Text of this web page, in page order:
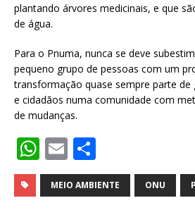
plantando árvores medicinais, e que
de água.
Para o Pnuma, nunca se deve
pequeno grupo de pessoas com um
transformação quase sempre parte de
e cidadãos numa comunidade com
de mudanças.
W
h
at
E
m
ai
h
ar
MEIO AMBIENTE ONU